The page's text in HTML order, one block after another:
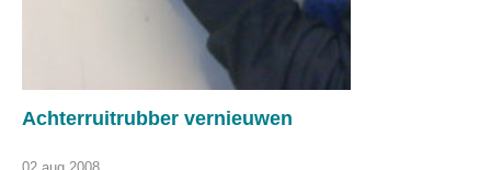
Achterruitrubber vernieuwen